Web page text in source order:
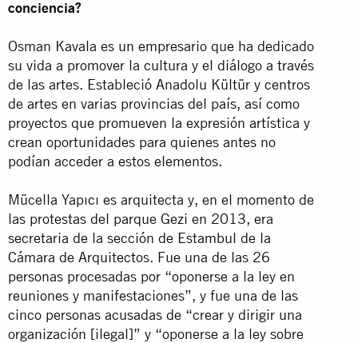
conciencia?
Osman Kavala es un empresario que ha dedicado
su vida a promover la cultura y el diálogo a través
de las artes. Estableció Anadolu Kültür y centros
de artes en varias provincias del país, así como
proyectos que promueven la expresión artística y
crean oportunidades para quienes antes no
podían acceder a estos elementos.
Mücella Yapıcı es arquitecta y, en el momento de
las protestas del parque Gezi en 2013, era
secretaria de la sección de Estambul de la
Cámara de Arquitectos. Fue una de las 26
personas procesadas por “oponerse a la ley en
reuniones y manifestaciones”, y fue una de las
cinco personas acusadas de “crear y dirigir una
organización [ilegal]” y “oponerse a la ley sobre